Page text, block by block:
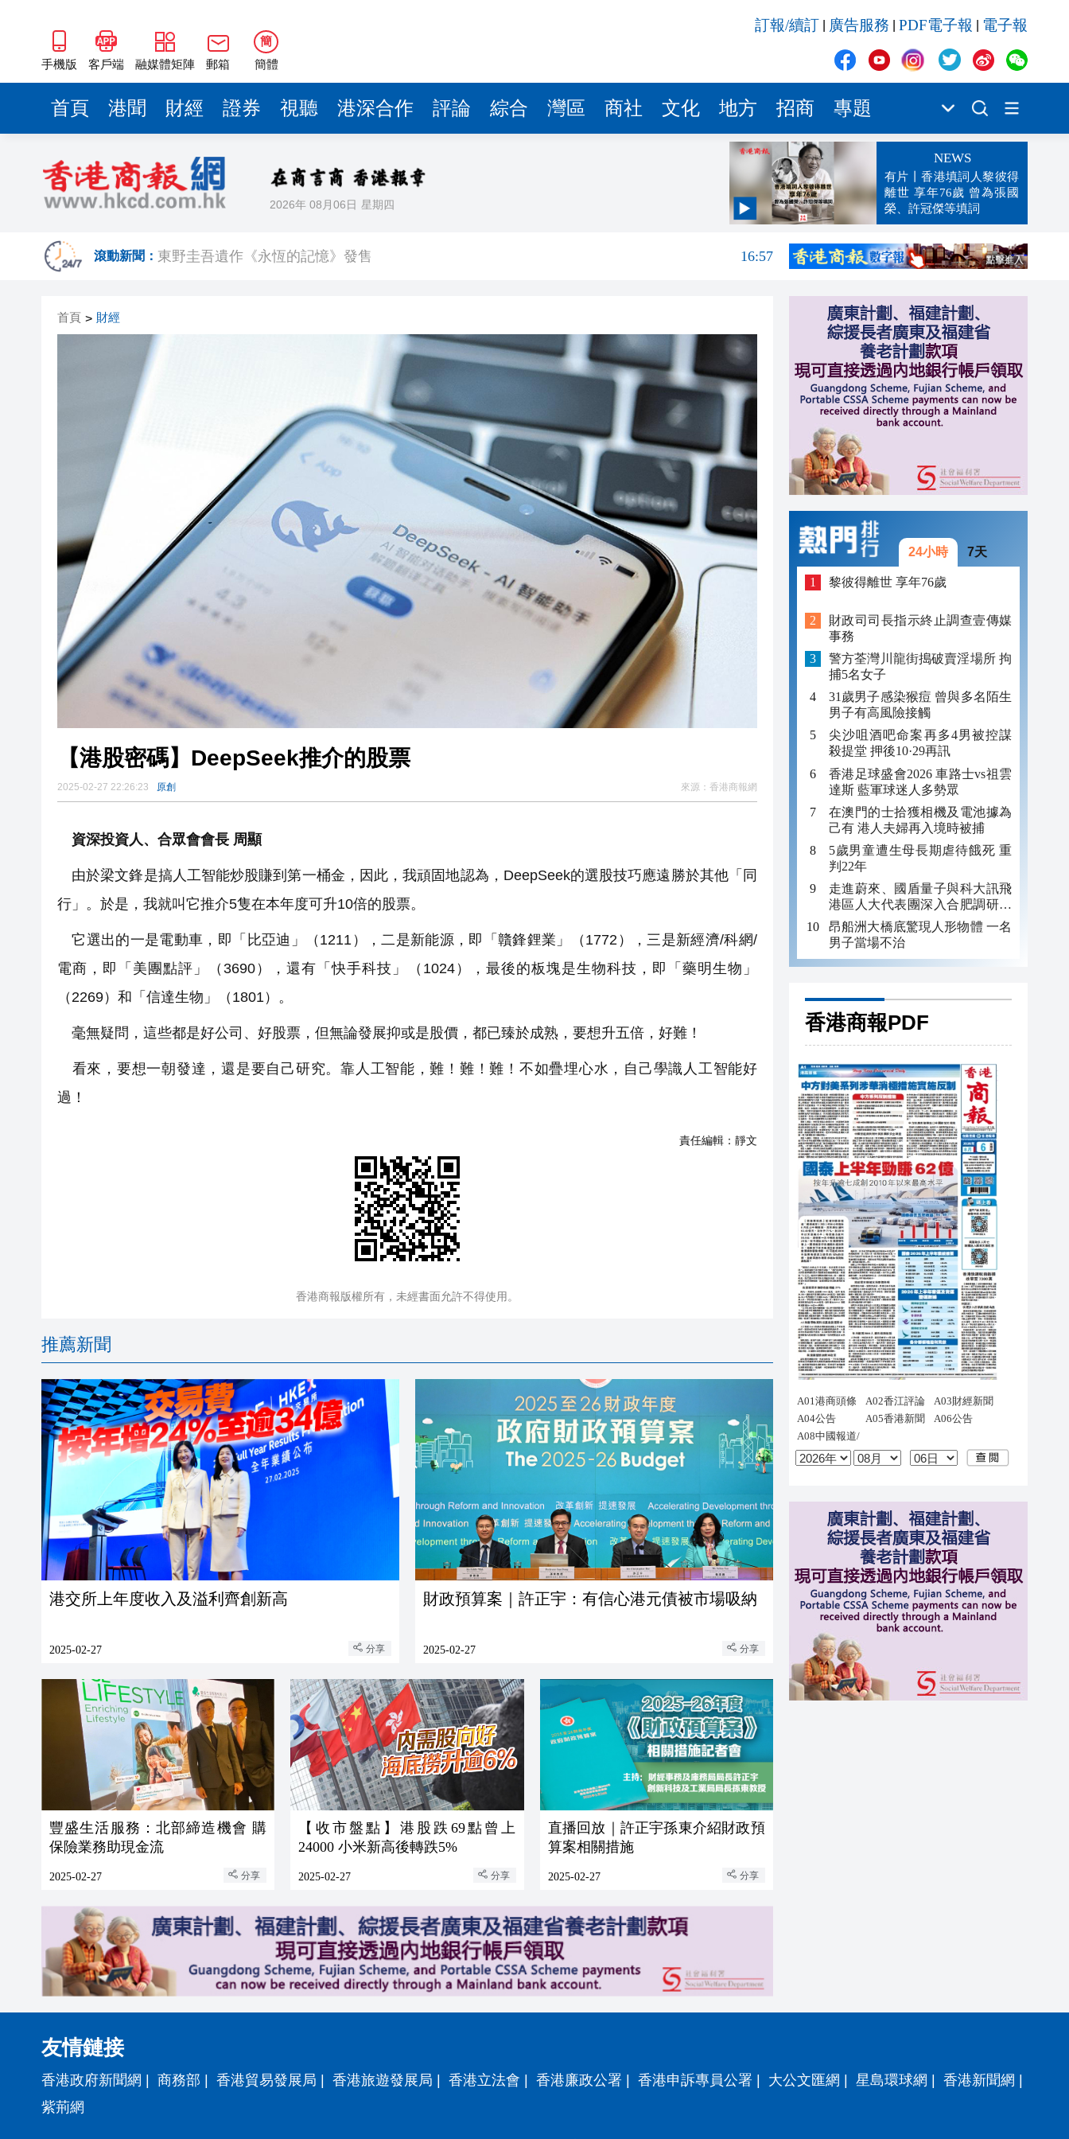
手機版 客戶端 融媒體矩陣 郵箱
簡
簡體
訂報/續訂 廣告服務 PDF電子報 電子報
首頁 港聞 財經 證券 視聽 港深合作 評論 綜合 灣區 商社 文化 地方 招商 專題
2026年 08月06日 星期四
NEWS
有片丨香港填詞人黎彼得
離世 享年76歲 曾為張國
榮、許冠傑等填詞
滾動新聞：
17:13
東野圭吾遺作《永恆的記憶》發售
16:57
直通深圳壩光！惠州大亞灣濱海旅遊公路建設加速衝刺
官方通報深圳濱海大道塌陷約20平方米
16:37
港股收評：恒指低開低走跌1.49%
16:25
張一鳴罕見發聲：字節Seed模型「拒絕蒸餾」 寧暫落後
16:17
首頁 > 財經
【港股密碼】DeepSeek推介的股票
2025-02-27 22:26:23 原創 來源： 香港商報網
資深投資人、合眾會會長 周顯
由於梁文鋒是搞人工智能炒股賺到第一桶金，因此，我頑固地認為，DeepSeek的選股技巧應遠勝於其他「同
行」。於是，我就叫它推介5隻在本年度可升10倍的股票。
它選出的一是電動車，即「比亞迪」（1211），二是新能源，即「贛鋒鋰業」（1772），三是新經濟/科網/
電商，即「美團點評」（3690），還有「快手科技」（1024），最後的板塊是生物科技，即「藥明生物」
（2269）和「信達生物」（1801）。
毫無疑問，這些都是好公司、好股票，但無論發展抑或是股價，都已臻於成熟，要想升五倍，好難！
看來，要想一朝發達，還是要自己研究。靠人工智能，難！難！難！不如疊埋心水，自己學識人工智能好
過！
責任編輯： 靜文
香港商報版權所有，未經書面允許不得使用。
推薦新聞
港交所上年度收入及溢利齊創新高
2025-02-27 分享
財政預算案｜許正宇：有信心港元債被市場吸納
2025-02-27 分享
豐盛生活服務：北部締造機會 購
保險業務助現金流
2025-02-27 分享
【收市盤點】港股跌69點曾上
24000 小米新高後轉跌5%
2025-02-27 分享
直播回放｜許正宇孫東介紹財政預
算案相關措施
2025-02-27 分享
24小時 7天
黎彼得離世 享年76歲
財政司司長指示終止調查壹傳媒
事務
警方荃灣川龍街搗破賣淫場所 拘
捕5名女子
31歲男子感染猴痘 曾與多名陌生
男子有高風險接觸
尖沙咀酒吧命案再多4男被控謀
殺提堂 押後10·29再訊
香港足球盛會2026 車路士vs祖雲
達斯 藍軍球迷人多勢眾
在澳門的士拾獲相機及電池據為
己有 港人夫婦再入境時被捕
5歲男童遭生母長期虐待餓死 重
判22年
走進蔚來、國盾量子與科大訊飛
港區人大代表團深入合肥調研科
創成果
昂船洲大橋底驚現人形物體 一名
男子當場不治
香港商報PDF
友情鏈接
香港政府新聞網 | 商務部 | 香港貿易發展局 | 香港旅遊發展局 | 香港立法會 | 香港廉政公署 | 香港申訴專員公署 | 大公文匯網 | 星島環球網 | 香港新聞網 |
紫荊網